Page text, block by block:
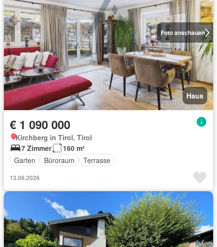
Foto anschauen
Haus
€ 1 090 000
Kirchberg in Tirol, Tirol
7 Zimmer
160 m²
Garten
Büroraum Terrasse
13.06.2026